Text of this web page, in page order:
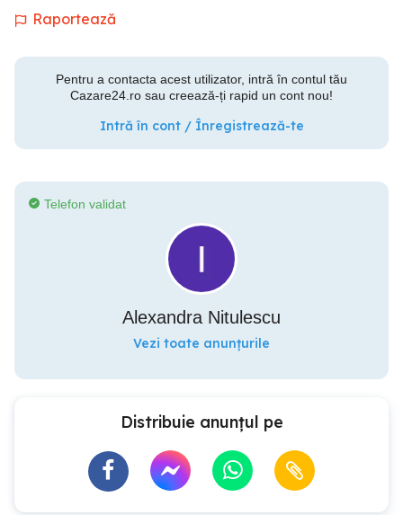
Raportează
Pentru a contacta acest utilizator, intră în contul tău
Cazare24.ro sau creează-ți rapid un cont nou!
Intră în cont / Înregistrează-te
Telefon validat
Alexandra Nitulescu
Vezi toate anunțurile
Distribuie anunțul pe